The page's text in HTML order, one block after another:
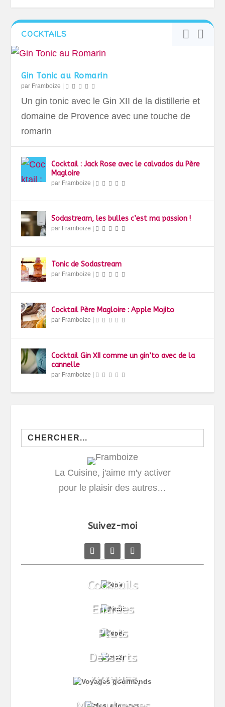
COCKTAILS
Gin Tonic au Romarin
par Framboize
Un gin tonic avec le Gin XII de la distillerie et
domaine de Provence avec une touche de
romarin
Cocktail : Jack Rose avec le calvados du Père
Magloire
par Framboize
Sodastream, les bulles c’est ma passion !
par Framboize
Tonic de Sodastream
par Framboize
Cocktail Père Magloire : Apple Mojito
par Framboize
Cocktail Gin XII comme un gin’to avec de la
cannelle
par Framboize
Search
for:
La Cuisine, j'aime m'y activer
pour le plaisir des autres…
Suivez-moi